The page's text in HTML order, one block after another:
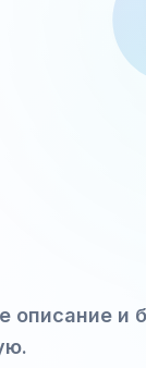
описание и